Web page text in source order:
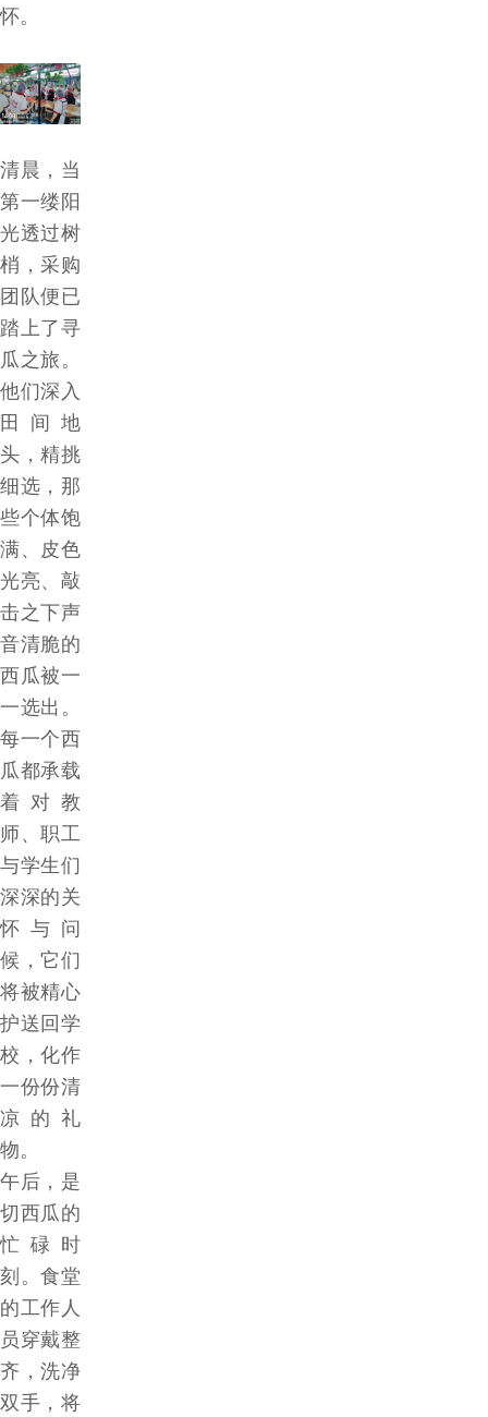
联
系
我
们
怀。
清晨，当
第一缕阳
光透过树
梢，采购
团队便已
踏上了寻
瓜之旅。
他们深入
田间地
头，精挑
细选，那
些个体饱
满、皮色
光亮、敲
击之下声
音清脆的
西瓜被一
一选出。
每一个西
瓜都承载
着对教
师、职工
与学生们
深深的关
怀与问
候，它们
将被精心
护送回学
校，化作
一份份清
凉的礼
物。
午后，是
切西瓜的
忙碌时
刻。食堂
的工作人
员穿戴整
齐，洗净
双手，将